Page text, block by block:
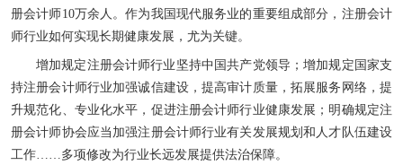
册会计师10万余人。作为我国现代服务业的重要组成部分，注册会计
师行业如何实现长期健康发展，尤为关键。
增加规定注册会计师行业坚持中国共产党领导；增加规定国家支
持注册会计师行业加强诚信建设，提高审计质量，拓展服务网络，提
升规范化、专业化水平，促进注册会计师行业健康发展；明确规定注
册会计师协会应当加强注册会计师行业有关发展规划和人才队伍建设
工作……多项修改为行业长远发展提供法治保障。